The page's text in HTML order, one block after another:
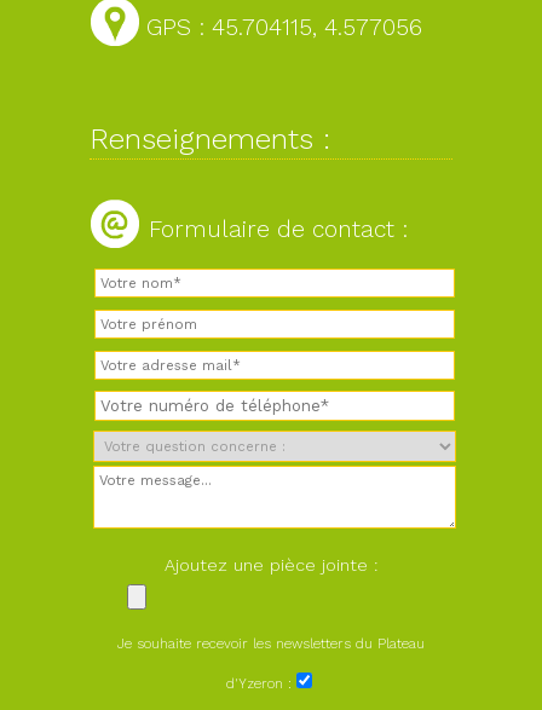
GPS : 45.704115, 4.577056
Renseignements :
Formulaire de contact :
Ajoutez une pièce jointe :
Je souhaite recevoir les newsletters du Plateau
d'Yzeron :